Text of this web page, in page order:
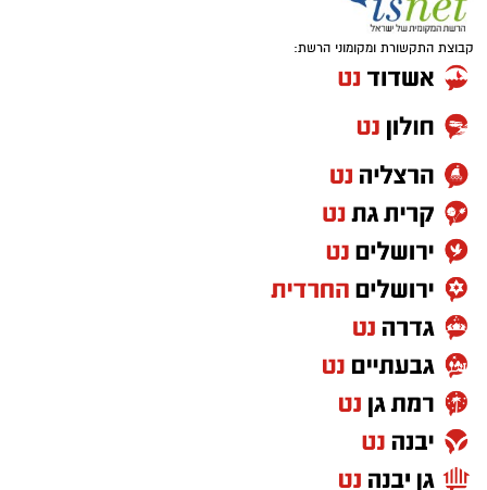
קרדיט: משה פילברג
התערוכה מסכמת את המחזור הראשון של תכנית
אמנים ויוצרים מהעוטף והדרום, וכוללת מגוון רחב
של יצירות אמנות כשחלקן מתכתבות באופן ישיר
עם אותו היום שאחריו שום דבר כבר לא נראה אותו
דבר.
קבוצת התקשורת ומקומוני הרשת: